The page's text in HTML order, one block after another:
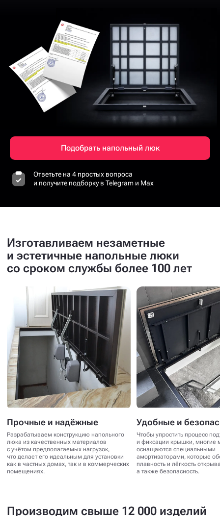
Подобрать напольный люк
Ответьте на 4 простых вопроса
и получите подборку в Telegram и Max
Изготавливаем незаметные
и эстетичные напольные люки
со сроком службы более 100 лет
Прочные и надёжные
Разрабатываем конструкцию напольного
люка из качественных материалов
с учётом предполагаемых нагрузок,
что делает его идеальным для установки
как в частных домах, так и в коммерческих
помещениях.
Удобные и
Чтобы упростить процесс
и фиксации крышки, многие
оснащаются специальными
амортизаторами, которые
плавность и лёгкость
а также безопасность.
Производим свыше 12 000 изделий